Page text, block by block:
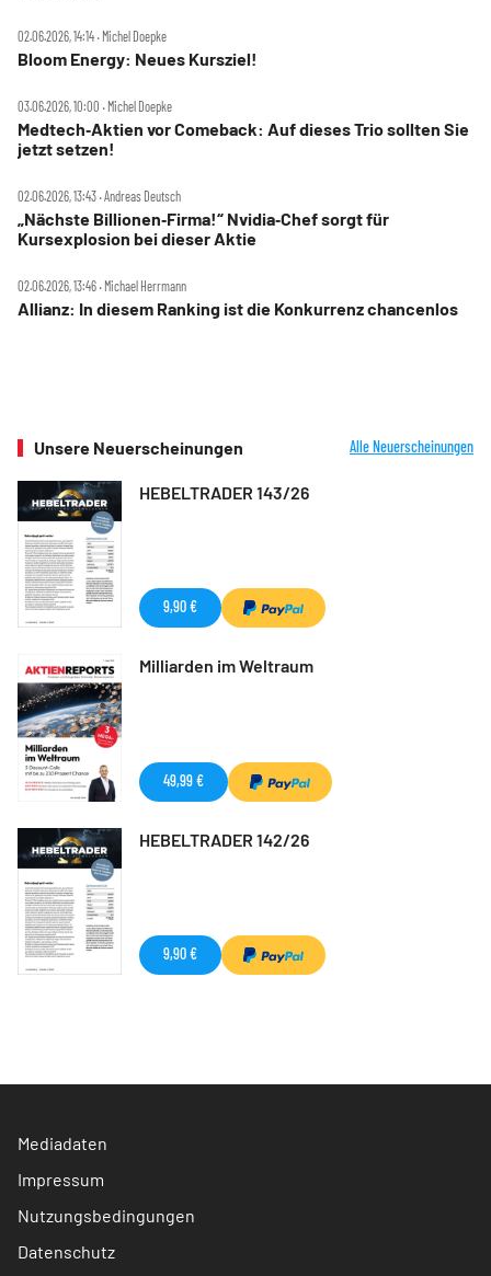
02.06.2026, 14:14 ‧ Michel Doepke
Bloom Energy: Neues Kursziel!
03.06.2026, 10:00 ‧ Michel Doepke
Medtech‑Aktien vor Comeback: Auf dieses Trio sollten Sie
jetzt setzen!
02.06.2026, 13:43 ‧ Andreas Deutsch
„Nächste Billionen‑Firma!“ Nvidia‑Chef sorgt für
Kursexplosion bei dieser Aktie
02.06.2026, 13:46 ‧ Michael Herrmann
Allianz: In diesem Ranking ist die Konkurrenz chancenlos
Unsere Neuerscheinungen Alle Neuerscheinungen
HEBELTRADER 143/26
9,90 €
Milliarden im Weltraum
49,99 €
HEBELTRADER 142/26
9,90 €
Mediadaten
Impressum
Nutzungsbedingungen
Datenschutz